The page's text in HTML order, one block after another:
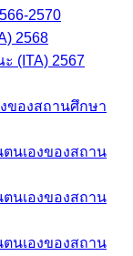
2570
2568
(ITA) 2567
ของสถานศึกษา
ตนเองของสถาน
ตนเองของสถาน
ตนเองของสถาน